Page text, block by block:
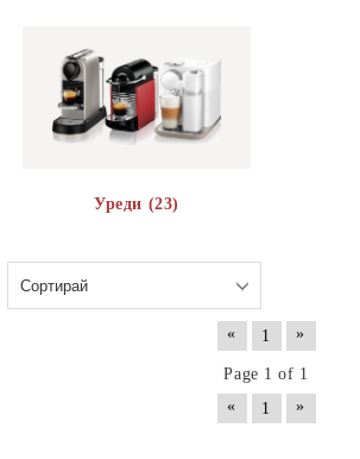
Уреди (23)
« 1 »
Page 1 of 1
«
1 »